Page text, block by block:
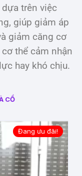
trên việc
giúp giảm áp
giảm căng cơ
thể cảm nhận
hay khó chịu.
CỔ
Đang ưu đãi!